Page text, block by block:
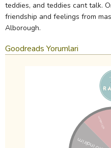
teddies, and teddies cant talk.
friendship and feelings from
Alborough.
Goodreads Yorumlari